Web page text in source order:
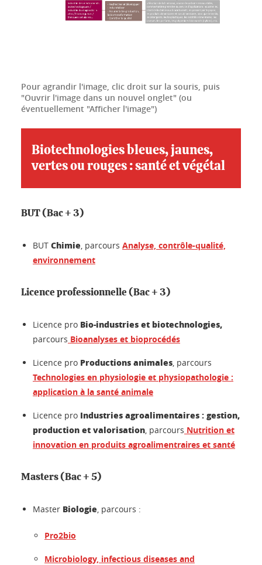
Pour agrandir l'image, clic droit sur la souris, puis
"Ouvrir l'image dans un nouvel onglet" (ou
éventuellement "Afficher l'image")
Biotechnologies bleues, jaunes,
vertes ou rouges : santé et végétal
BUT (Bac + 3)
BUT Chimie , parcours Analyse, contrôle-qualité,
environnement
Licence professionnelle (Bac + 3)
Licence pro Bio-industries et biotechnologies,
parcours Bioanalyses et bioprocédés
Licence pro Productions animales , parcours
Technologies en physiologie et physiopathologie :
application à la santé animale
Licence pro Industries agroalimentaires : gestion,
production et valorisation , parcours Nutrition et
innovation en produits agroalimentraires et santé
Masters (Bac + 5)
Master Biologie , parcours :
Pro2bio
Microbiology, infectious diseases and